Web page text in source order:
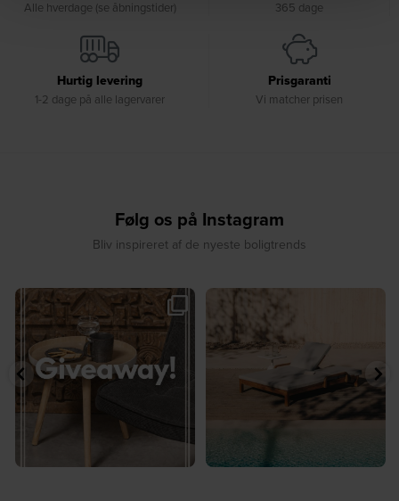
Alle hverdage (se åbningstider) 365 dage
Hurtig levering
1-2 dage på alle lagervarer
Prisgaranti
Vi matcher prisen
Følg os på Instagram
Bliv inspireret af de nyeste boligtrends
🎉 GIVEAWAY 🎉⁠
Vind det stilfulde Sasha...
207 217
☀️ Sommerens favorit til terrassen ☀️⁠
8 0